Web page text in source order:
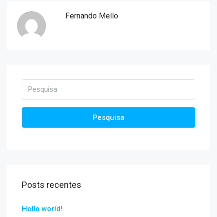
Fernando Mello
Pesquisa
Posts recentes
Hello world!